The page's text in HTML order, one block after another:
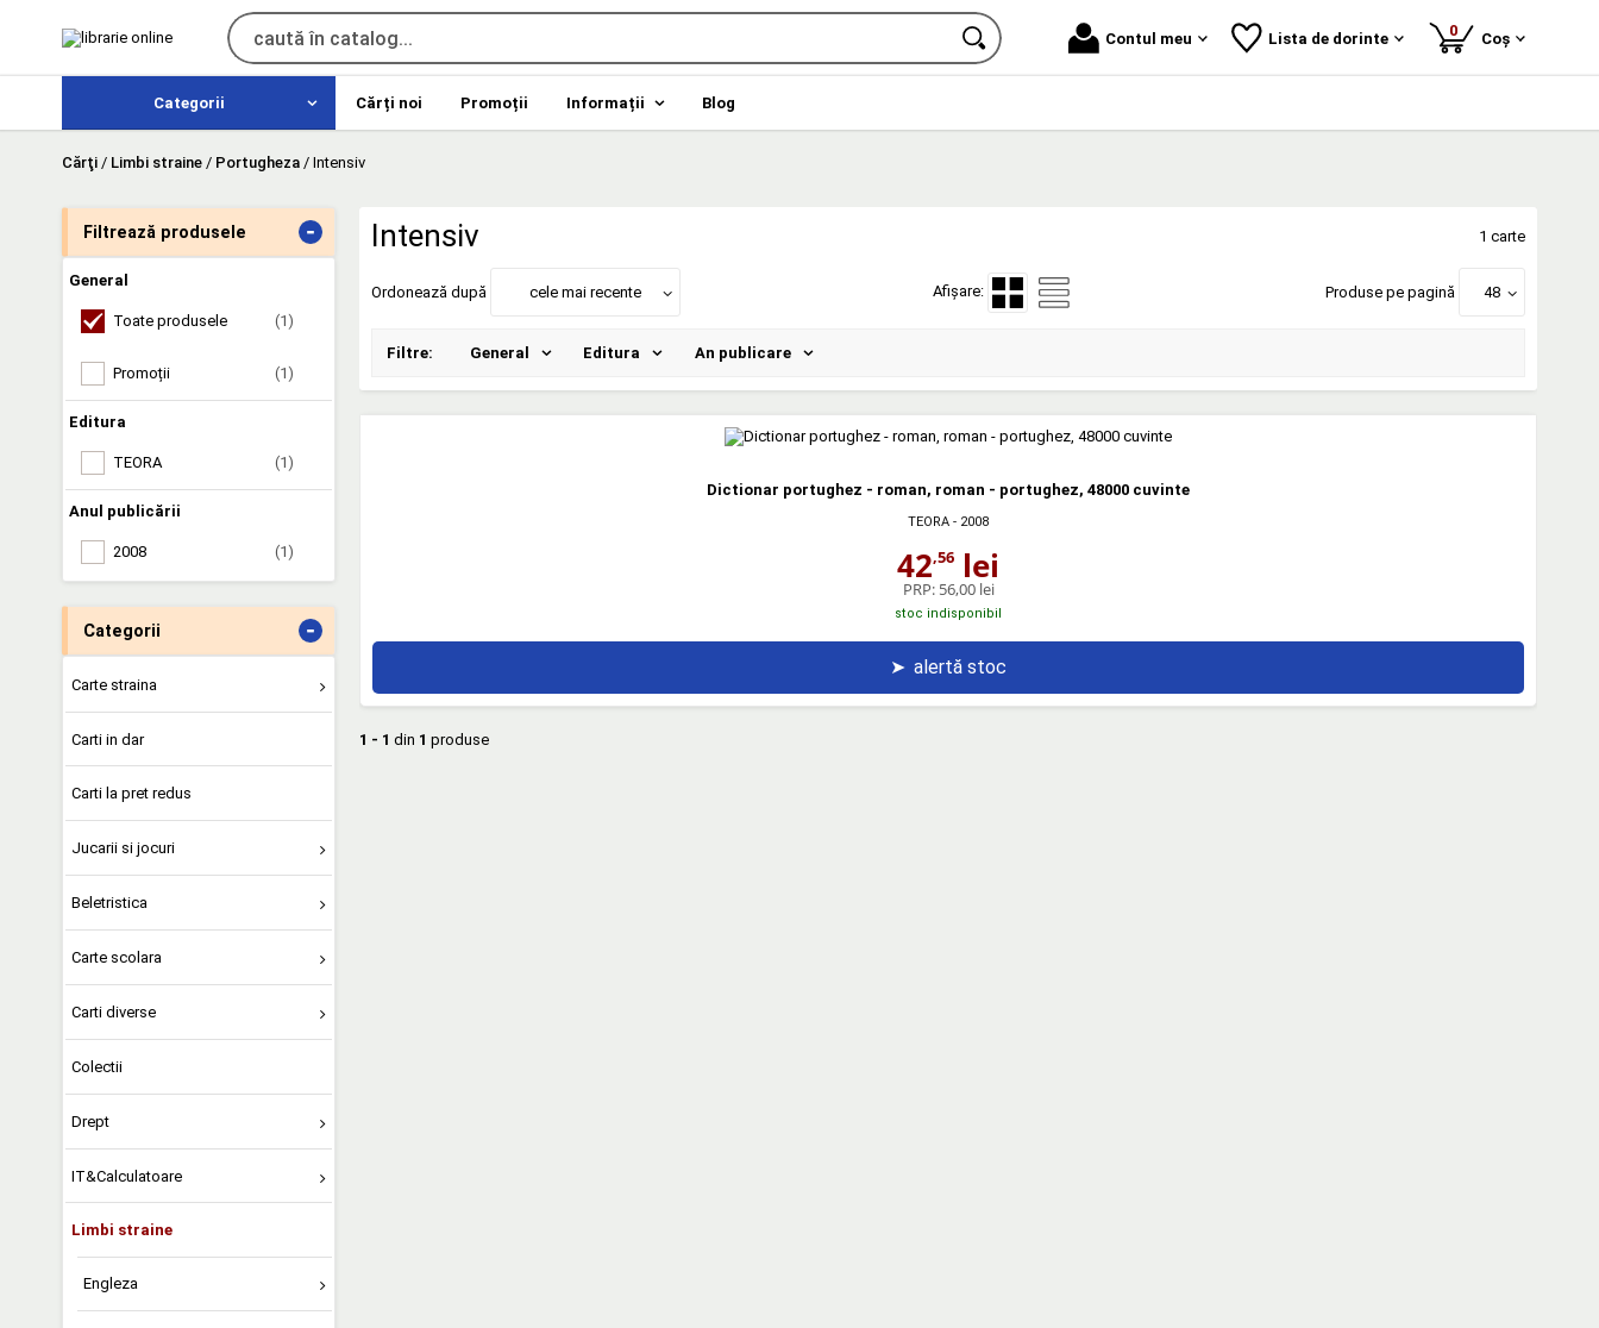
Contul meu Lista de dorinte 0produse
Coș
Categorii Cărți noi Promoții Informații Blog
Cărţi / Limbi straine / Portugheza / Intensiv
Filtrează produsele -
General
Toate produsele (1)
Promoții (1)
Editura
TEORA (1)
Anul publicării
2008 (1)
Categorii -
Carte straina
Carti in dar
Carti la pret redus
Jucarii si jocuri
Beletristica
Carte scolara
Carti diverse
Colectii
Drept
IT&Calculatoare
Limbi straine
Engleza
Intensiv 1 carte
Ordonează după cele mai recente Afișare: Produse pe pagină 48
Filtre: General Editura An publicare
Dictionar portughez - roman, roman - portughez, 48000 cuvinte
TEORA - 2008
42,56 lei
PRP: 56,00 lei
stoc indisponibil
➤ alertă stoc
1 - 1 din 1 produse